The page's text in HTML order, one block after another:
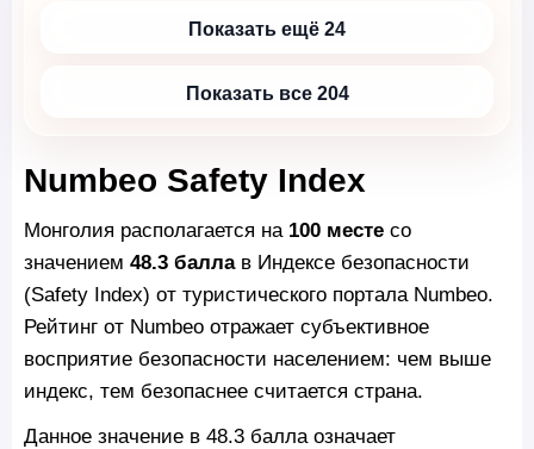
Показать ещё 24
Показать все 204
Numbeo Safety Index
Монголия располагается на 100 месте со
значением 48.3 баллав Индексе безопасности
(Safety Index) от туристического портала Numbeo.
Рейтинг от Numbeo отражает субъективное
восприятие безопасности населением: чем выше
индекс, тем безопаснее считается страна.
Данное значение в 48.3 балла означает